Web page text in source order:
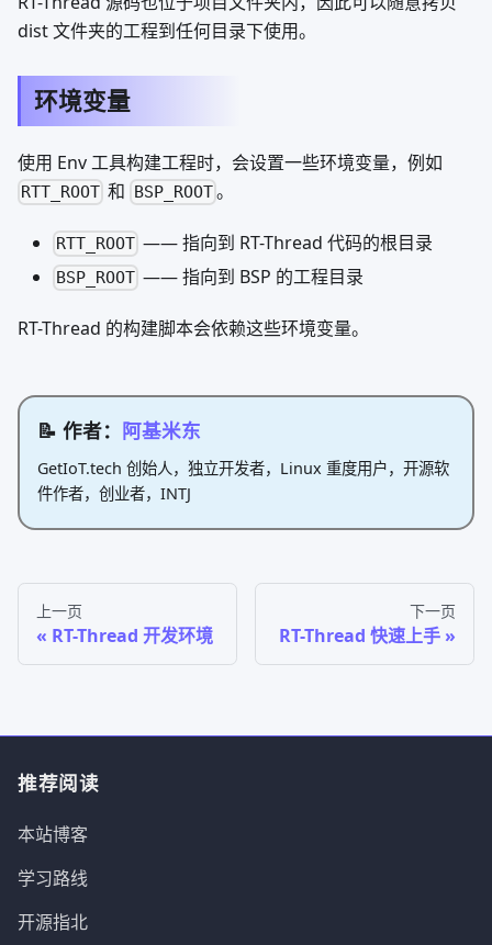
dist 文件夹的工程到任何目录下使用。
环境变量
使用 Env 工具构建工程时，会设置一些环境变量，例如
RTT_ROOT 和 BSP_ROOT。
RTT_ROOT —— 指向到 RT-Thread 代码的根目录
BSP_ROOT —— 指向到 BSP 的工程目录
RT-Thread 的构建脚本会依赖这些环境变量。
📝 作者： 阿基米东
GetIoT.tech 创始人，独立开发者，Linux 重度用户，开源软
件作者，创业者，INTJ
上一页
RT-Thread 开发环境
下一页
RT-Thread 快速上手
推荐阅读
本站博客
学习路线
开源指北